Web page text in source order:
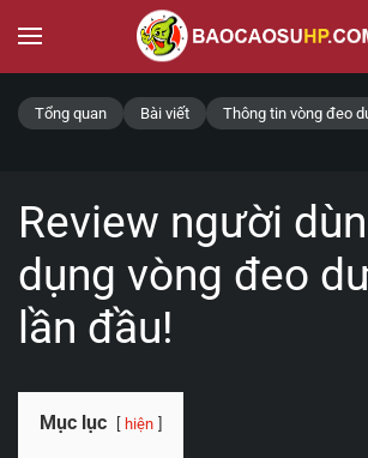
Skip to main content
Tổng quan Bài viết Thông tin vòng đeo
Review người
dụng vòng đeo
lần đầu!
Mục lục hiện